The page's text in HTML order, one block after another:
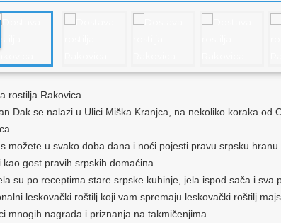
rostilja Rakovica
Dak se nalazi u Ulici Miška Kranjca, na nekoliko koraka od
možete u svako doba dana i noći pojesti pravu srpsku
kao gost pravih srpskih domaćina.
su po receptima stare srpske kuhinje, jela ispod sača i sva
leskovački roštilj koji vam spremaju leskovački roštilj
mnogih nagrada i priznanja na takmičenjima.